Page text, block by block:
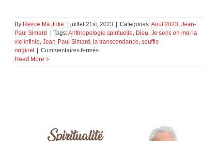
By Revue Ma Julie | juillet 21st, 2023 | Categories:Aout 2023 Jean-
Paul Simard | Tags:Anthropologie spirituelle Dieu Je sens en moi la
vie infinie Jean-Paul Simard la transcendance souffle
originel | Commentaires ferméssur
sens
Read More